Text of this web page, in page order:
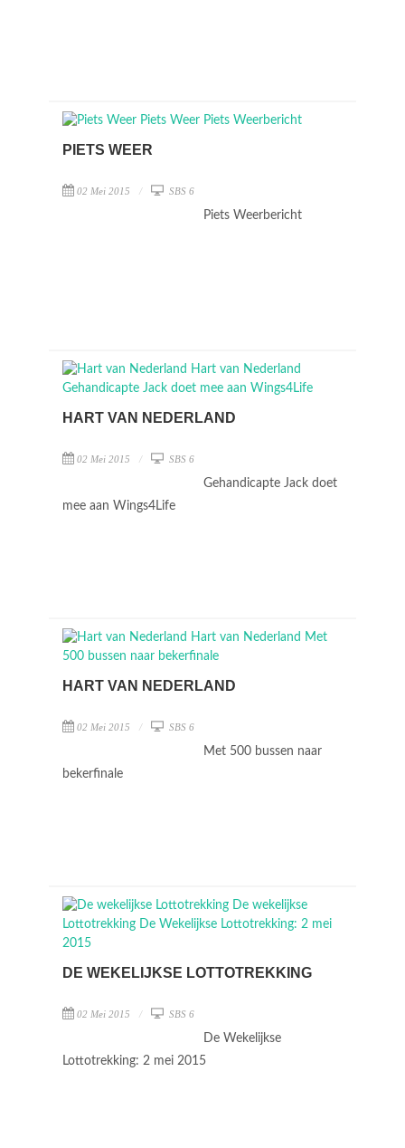
PIETS WEER
02 Mei 2015 SBS 6
Piets Weerbericht
HART VAN NEDERLAND
02 Mei 2015 SBS 6
Gehandicapte Jack doet
mee aan Wings4Life
HART VAN NEDERLAND
02 Mei 2015 SBS 6
Met 500 bussen naar
bekerfinale
DE WEKELIJKSE LOTTOTREKKING
02 Mei 2015 SBS 6
De Wekelijkse
Lottotrekking: 2 mei 2015